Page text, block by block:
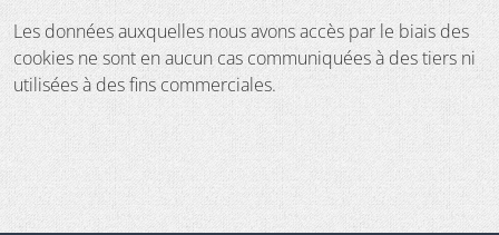
Les données auxquelles nous avons accès par le biais des
cookies ne sont en aucun cas communiquées à des tiers ni
utilisées à des fins commerciales.